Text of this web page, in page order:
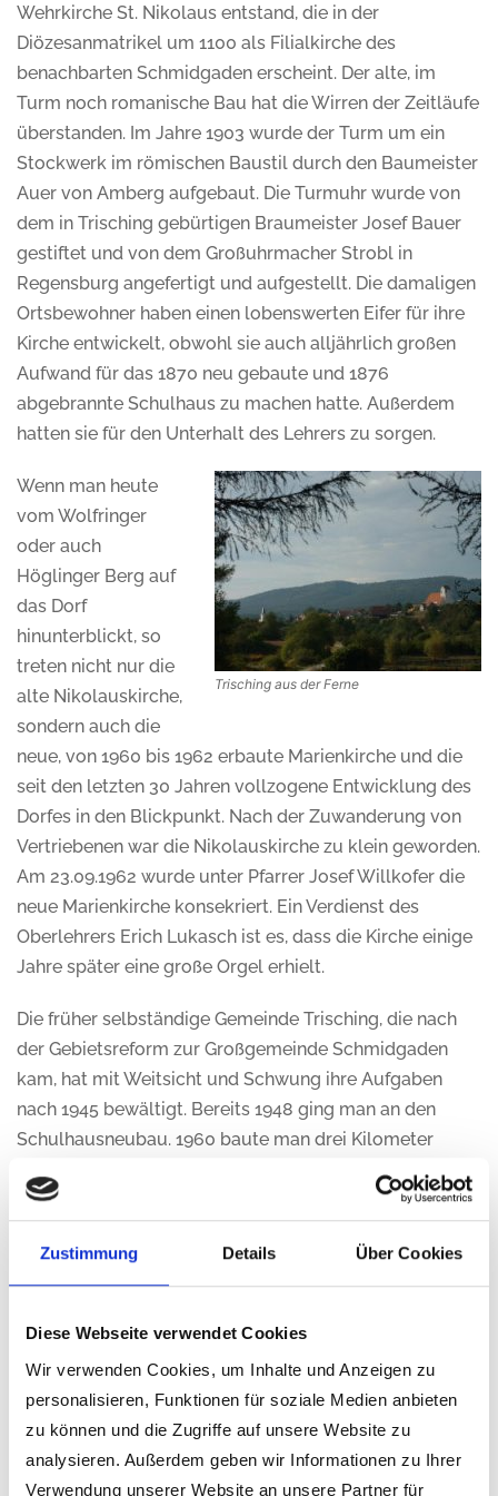
Zustimmung Details Über Cookies
Diese Webseite verwendet Cookies
Wir verwenden Cookies, um Inhalte und Anzeigen zu
personalisieren, Funktionen für soziale Medien anbieten
zu können und die Zugriffe auf unsere Website zu
analysieren. Außerdem geben wir Informationen zu Ihrer
Verwendung unserer Website an unsere Partner für
Wehrkirche St. Nikolaus entstand, die in der
Diözesanmatrikel um 1100 als Filialkirche des
benachbarten Schmidgaden erscheint. Der alte, im
Turm noch romanische Bau hat die Wirren der Zeitläufe
überstanden. Im Jahre 1903 wurde der Turm um ein
Stockwerk im römischen Baustil durch den Baumeister
Auer von Amberg aufgebaut. Die Turmuhr wurde von
dem in Trisching gebürtigen Braumeister Josef Bauer
gestiftet und von dem Großuhrmacher Strobl in
Regensburg angefertigt und aufgestellt. Die damaligen
Ortsbewohner haben einen lobenswerten Eifer für ihre
Kirche entwickelt, obwohl sie auch alljährlich großen
Aufwand für das 1870 neu gebaute und 1876
abgebrannte Schulhaus zu machen hatte. Außerdem
hatten sie für den Unterhalt des Lehrers zu sorgen.
Trisching aus der Ferne
Wenn man heute
vom Wolfringer
oder auch
Höglinger Berg auf
das Dorf
hinunterblickt, so
treten nicht nur die
alte Nikolauskirche,
sondern auch die
neue, von 1960 bis 1962 erbaute Marienkirche und die
seit den letzten 30 Jahren vollzogene Entwicklung des
Dorfes in den Blickpunkt. Nach der Zuwanderung von
Vertriebenen war die Nikolauskirche zu klein geworden.
Am 23.09.1962 wurde unter Pfarrer Josef Willkofer die
neue Marienkirche konsekriert. Ein Verdienst des
Oberlehrers Erich Lukasch ist es, dass die Kirche einige
Jahre später eine große Orgel erhielt.
Die früher selbständige Gemeinde Trisching, die nach
der Gebietsreform zur Großgemeinde Schmidgaden
kam, hat mit Weitsicht und Schwung ihre Aufgaben
nach 1945 bewältigt. Bereits 1948 ging man an den
Schulhausneubau. 1960 baute man drei Kilometer
staubfrei. 1963 wurde die Straße nach Wolfring gebaut,
gewonnen wurde. 1959 wurde ein Feuerwehrgerätehaus
errichtet. Die Bereitstellung von Baugelände am
wurde die Flurbereinigung in Angriff genommen.
Nach dem Krieg wurden ein Braunkohlewerk und
später ein Ziegelwerk errichtet. Diese